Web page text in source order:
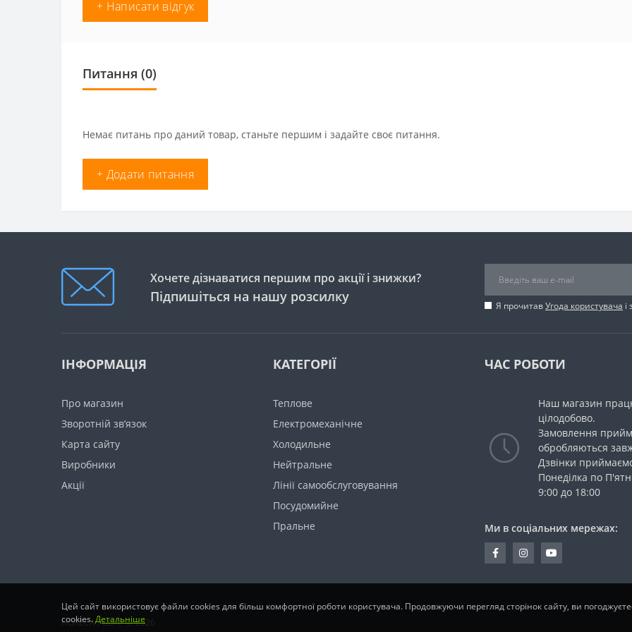
+ Написати відгук
Питання (0)
Немає питань про даний товар, станьте першим і задайте своє питання.
+ Додати питання
Хочете дізнаватися першим про акції і знижки?
Підпишіться на нашу розсилку
Я прочитавУгода користувача
ІНФОРМАЦІЯ
Про магазин
Зворотній зв’язок
Карта сайту
Виробники
Акції
КАТЕГОРІЇ
Теплове
Електромеханічне
Холодильне
Нейтральне
Лінії самообслуговування
Посудомийне
Пральне
ЧАС РОБОТИ
Наш магазин
цілодобово.
Замовлення
обробляються
Дзвінки
Понеділка по
9:00 до 18:00
Ми в соціальних мережах:
HORECA.TODAY © 2026
Цей сайт використовує файли cookies для більш комфортної роботи користувача. Продовжуючи перегляд сторінок сайту, ви
cookies.Детальніше